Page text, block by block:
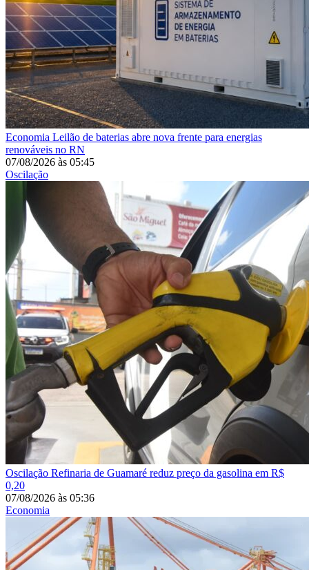
Economia Leilão de baterias abre nova frente para energias
renováveis no RN
07/08/2026 às 05:45
Oscilação
Oscilação Refinaria de Guamaré reduz preço da gasolina em R$
0,20
07/08/2026 às 05:36
Economia